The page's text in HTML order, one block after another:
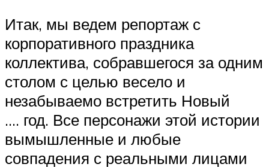
Итак, мы ведем репортаж с
корпоративного праздника
коллектива, собравшегося за одним
столом с целью весело и
незабываемо встретить Новый
…. год. Все персонажи этой истории
вымышленные и любые
совпадения с реальными лицами